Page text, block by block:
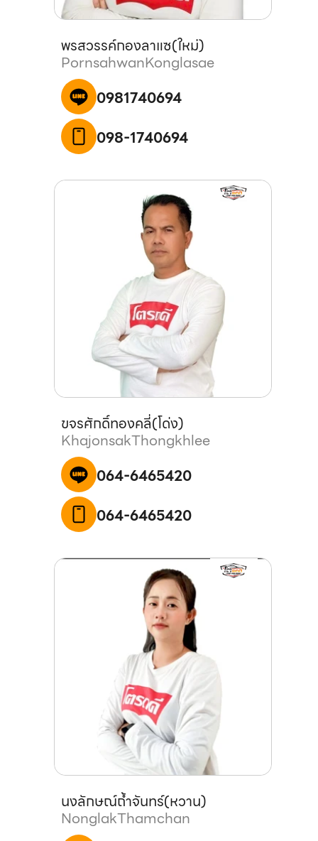
พรสวรรค์กองลาแซ(ใหม่)
PornsahwanKonglasae
0981740694
098-1740694
ขจรศักดิ์ทองคลี่(โด่ง)
KhajonsakThongkhlee
064-6465420
064-6465420
นงลักษณ์ถ้ำจันทร์(หวาน)
NonglakThamchan